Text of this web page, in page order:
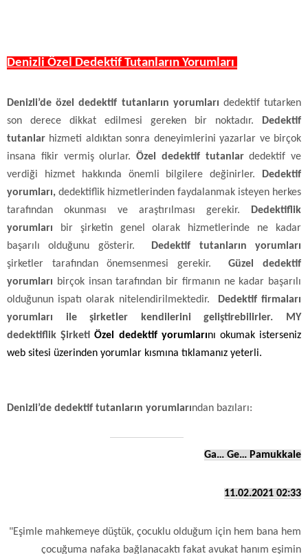
Denizli Özel Dedektif Tutanların Yorumları
Denizli’de özel dedektif tutanların yorumları dedektif tutarken
son derece dikkat edilmesi gereken bir noktadır. Dedektif
tutanlar hizmeti aldıktan sonra deneyimlerini yazarlar ve birçok
insana fikir vermiş olurlar. Özel dedektif tutanlardedektif ve
verdiği hizmet hakkında önemli bilgilere değinirler. Dedektif
yorumları, dedektiflik hizmetlerinden faydalanmak isteyen herkes
tarafından okunması ve araştırılması gerekir. Dedektiflik
yorumları
bir şirketin genel olarak hizmetlerinde ne kadar
başarılı olduğunu gösterir.
Dedektif tutanların yorumları
şirketler tarafından önemsenmesi gerekir. Güzel dedektif
yorumları birçok insan tarafından bir firmanın ne kadar başarılı
olduğunun ispatı olarak nitelendirilmektedir. Dedektif firmaları
yorumları ile şirketler kendilerini geliştirebilirler. MY
dedektiflik ŞirketiÖzel dedektif yorumlarını okumak isterseniz
web sitesi üzerinden yorumlar kısmına tıklamanız yeterli.
Denizli’de dedektif tutanların yorumlarından bazıları:
Ga… Ge… Pamukkale
11.02.2021 02:33
"Eşimle mahkemeye düştük, çocuklu olduğum için hem bana hem
çocuğuma nafaka bağlanacaktı fakat avukat hanım eşimin